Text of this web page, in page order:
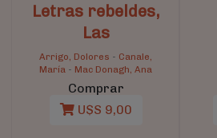
Letras rebeldes,
Las
Arrigo, Dolores - Canale,
María - Mac Donagh, Ana
Comprar
U$S 9,00